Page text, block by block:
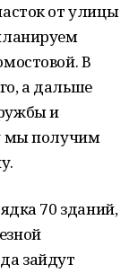
от улицы
В
а дальше
и
мы получим
70 зданий,
зайдут